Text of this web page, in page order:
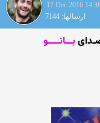
17 Dec 2016
ارسالها: 7144
بـــانـــــو